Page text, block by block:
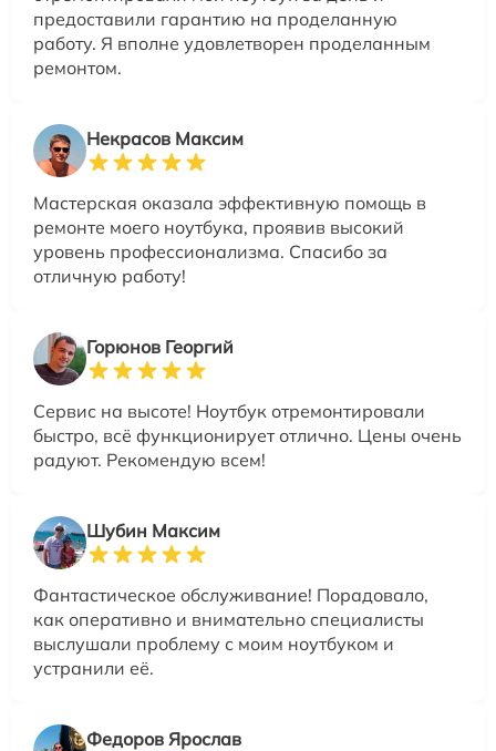
предоставили гарантию на проделанную
работу. Я вполне удовлетворен проделанным
ремонтом.
Некрасов Максим
Мастерская оказала эффективную помощь в
ремонте моего ноутбука, проявив высокий
уровень профессионализма. Спасибо за
отличную работу!
Горюнов Георгий
Сервис на высоте! Ноутбук отремонтировали
быстро, всё функционирует отлично. Цены очень
радуют. Рекомендую всем!
Шубин Максим
Фантастическое обслуживание! Порадовало,
как оперативно и внимательно специалисты
выслушали проблему с моим ноутбуком и
устранили её.
Федоров Ярослав